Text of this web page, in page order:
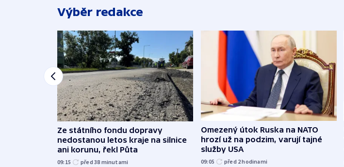
Výběr redakce
Ze státního fondu dopravy
nedostanou letos kraje na silnice
ani korunu, řekl Půta
09:15 před 38 minutami
Omezený útok Ruska na NATO
hrozí už na podzim, varují tajné
služby USA
09:05 před 2hodinami